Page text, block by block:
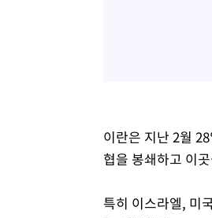
이란은 지난 2월
협을 봉쇄하고 이
특히 이스라엘, 미